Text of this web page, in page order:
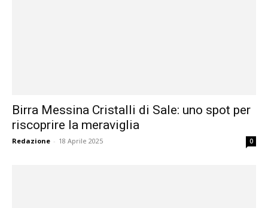
Birra Messina Cristalli di Sale: uno spot per
riscoprire la meraviglia
Redazione - 18 Aprile 2025 0